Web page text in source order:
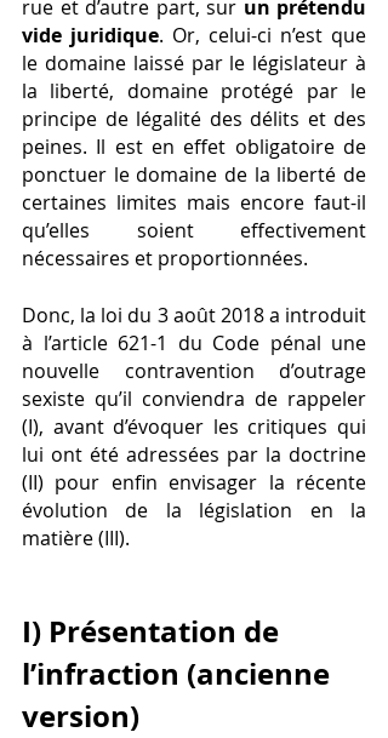
rue et d’autre part, sur un prétendu
vide juridique. Or, celui-ci n’est que
le domaine laissé par le législateur à
la liberté, domaine protégé par le
principe de légalité des délits et des
peines. Il est en effet obligatoire de
ponctuer le domaine de la liberté de
certaines limites mais encore faut-il
qu’elles soient effectivement
nécessaires et proportionnées.
Donc, la loi du 3 août 2018 a introduit
à l’article 621-1 du Code pénal une
nouvelle contravention d’outrage
sexiste qu’il conviendra de rappeler
(I), avant d’évoquer les critiques qui
lui ont été adressées par la doctrine
(II) pour enfin envisager la récente
évolution de la législation en la
matière (III).
I) Présentation de
l’infraction (ancienne
version)